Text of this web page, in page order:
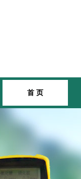
首 页